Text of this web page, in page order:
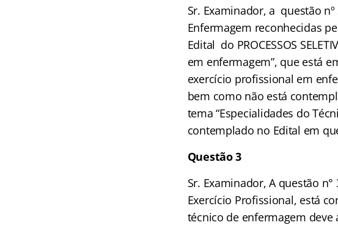
Sr. Examinador, a questão
Enfermagem reconhecidas
Edital do PROCESSOS
em enfermagem”, que está
exercício profissional em
bem como não está
tema “Especialidades do
contemplado no Edital em
Questão 3
Sr. Examinador, A questão
Exercício Profissional, está
técnico de enfermagem